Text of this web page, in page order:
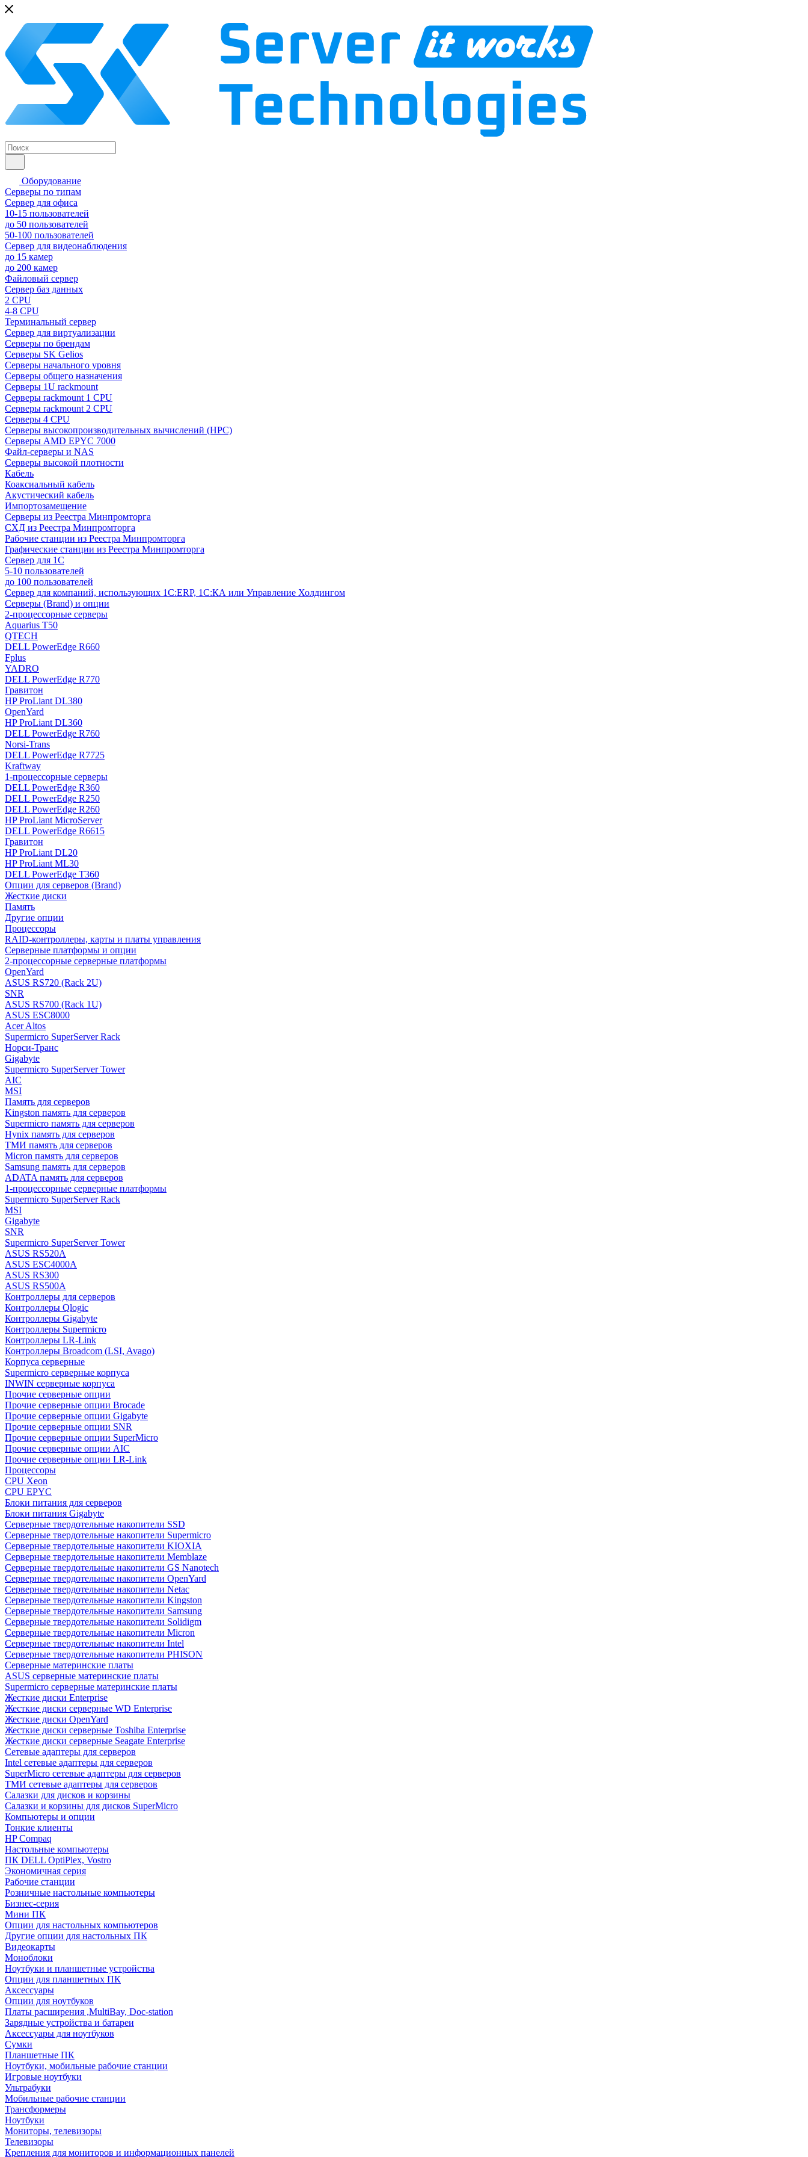
Оборудование
Серверы по типам
Сервер для офиса
10-15 пользователей
до 50 пользователей
50-100 пользователей
Сервер для видеонаблюдения
до 15 камер
до 200 камер
Файловый сервер
Сервер баз данных
2 CPU
4-8 CPU
Терминальный сервер
Сервер для виртуализации
Серверы по брендам
Серверы SK Gelios
Серверы начального уровня
Серверы общего назначения
Серверы 1U rackmount
Серверы rackmount 1 CPU
Серверы rackmount 2 CPU
Серверы 4 CPU
Серверы высокопроизводительных вычислений (HPC)
Серверы AMD EPYC 7000
Файл-серверы и NAS
Серверы высокой плотности
Кабель
Коаксиальный кабель
Акустический кабель
Импортозамещение
Серверы из Реестра Минпромторга
СХД из Реестра Минпромторга
Рабочие станции из Реестра Минпромторга
Графические станции из Реестра Минпромторга
Сервер для 1С
5-10 пользователей
до 100 пользователей
Сервер для компаний, использующих 1C:ERP, 1С:КА или Управление Холдингом
Серверы (Brand) и опции
2-процессорные серверы
Aquarius T50
QTECH
DELL PowerEdge R660
Fplus
YADRO
DELL PowerEdge R770
Гравитон
HP ProLiant DL380
OpenYard
HP ProLiant DL360
DELL PowerEdge R760
Norsi-Trans
DELL PowerEdge R7725
Kraftway
1-процессорные серверы
DELL PowerEdge R360
DELL PowerEdge R250
DELL PowerEdge R260
HP ProLiant MicroServer
DELL PowerEdge R6615
Гравитон
HP ProLiant DL20
HP ProLiant ML30
DELL PowerEdge T360
Опции для серверов (Brand)
Жесткие диски
Память
Другие опции
Процессоры
RAID-контроллеры, карты и платы управления
Серверные платформы и опции
2-процессорные серверные платформы
OpenYard
ASUS RS720 (Rack 2U)
SNR
ASUS RS700 (Rack 1U)
ASUS ESC8000
Acer Altos
Supermicro SuperServer Rack
Норси-Транс
Gigabyte
Supermicro SuperServer Tower
AIC
MSI
Память для серверов
Kingston память для серверов
Supermicro память для серверов
Hynix память для серверов
ТМИ память для серверов
Micron память для серверов
Samsung память для серверов
ADATA память для серверов
1-процессорные серверные платформы
Supermicro SuperServer Rack
MSI
Gigabyte
SNR
Supermicro SuperServer Tower
ASUS RS520A
ASUS ESC4000A
ASUS RS300
ASUS RS500A
Контроллеры для серверов
Контроллеры Qlogic
Контроллеры Gigabyte
Контроллеры Supermicro
Контроллеры LR-Link
Контроллеры Broadcom (LSI, Avago)
Корпуса серверные
Supermicro серверные корпуса
INWIN серверные корпуса
Прочие серверные опции
Прочие серверные опции Brocade
Прочие серверные опции Gigabyte
Прочие серверные опции SNR
Прочие серверные опции SuperMicro
Прочие серверные опции AIC
Прочие серверные опции LR-Link
Процессоры
CPU Xeon
CPU EPYC
Блоки питания для серверов
Блоки питания Gigabyte
Серверные твердотельные накопители SSD
Cерверные твердотельные накопители Supermicro
Cерверные твердотельные накопители KIOXIA
Cерверные твердотельные накопители Memblaze
Cерверные твердотельные накопители GS Nanotech
Серверные твердотельные накопители OpenYard
Серверные твердотельные накопители Netac
Cерверные твердотельные накопители Kingston
Cерверные твердотельные накопители Samsung
Cерверные твердотельные накопители Solidigm
Cерверные твердотельные накопители Micron
Cерверные твердотельные накопители Intel
Cерверные твердотельные накопители PHISON
Серверные материнские платы
ASUS серверные материнские платы
Supermicro серверные материнские платы
Жесткие диски Enterprise
Жесткие диски серверные WD Enterprise
Жесткие диски OpenYard
Жесткие диски серверные Toshiba Enterprise
Жесткие диски серверные Seagate Enterprise
Сетевые адаптеры для серверов
Intel сетевые адаптеры для серверов
SuperMicro сетевые адаптеры для серверов
ТМИ сетевые адаптеры для серверов
Салазки для дисков и корзины
Салазки и корзины для дисков SuperMicro
Компьютеры и опции
Тонкие клиенты
HP Compaq
Настольные компьютеры
ПК DELL OptiPlex, Vostro
Экономичная серия
Рабочие станции
Розничные настольные компьютеры
Бизнес-серия
Мини ПК
Опции для настольных компьютеров
Другие опции для настольных ПК
Видеокарты
Моноблоки
Ноутбуки и планшетные устройства
Опции для планшетных ПК
Аксессуары
Опции для ноутбуков
Платы расширения ,MultiBay, Doc-station
Зарядные устройства и батареи
Аксессуары для ноутбуков
Сумки
Планшетные ПК
Ноутбуки, мобильные рабочие станции
Игровые ноутбуки
Ультрабуки
Мобильные рабочие станции
Трансформеры
Ноутбуки
Мониторы, телевизоры
Телевизоры
Крепления для мониторов и информационных панелей